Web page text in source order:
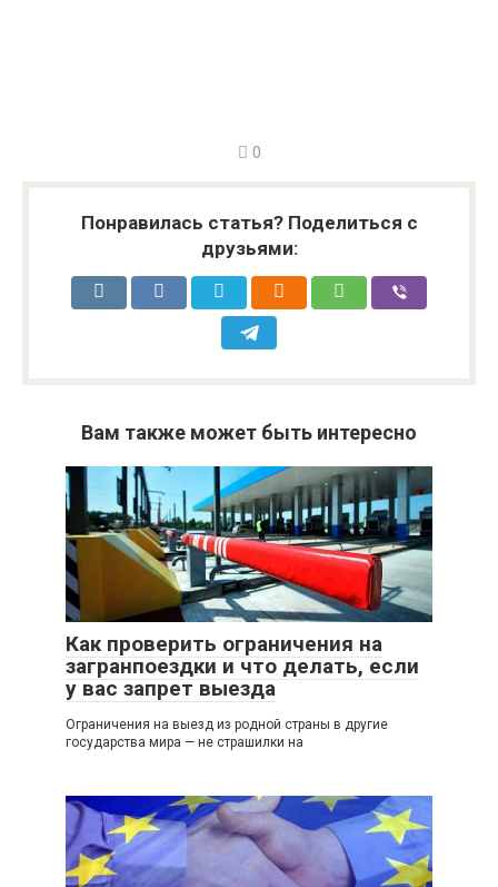
0
Понравилась статья? Поделиться с
друзьями:
Вам также может быть интересно
Как проверить ограничения на
загранпоездки и что делать, если
у вас запрет выезда
Ограничения на выезд из родной страны в другие
государства мира — не страшилки на